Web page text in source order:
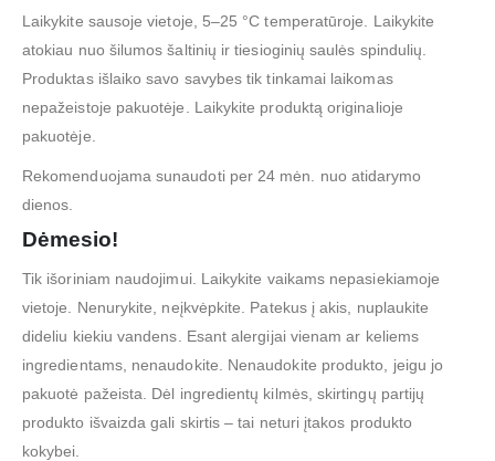
Laikykite sausoje vietoje, 5–25 °C temperatūroje. Laikykite
atokiau nuo šilumos šaltinių ir tiesioginių saulės spindulių.
Produktas išlaiko savo savybes tik tinkamai laikomas
nepažeistoje pakuotėje. Laikykite produktą originalioje
pakuotėje.
Rekomenduojama sunaudoti per 24 mėn. nuo atidarymo
dienos.
Dėmesio!
Tik išoriniam naudojimui. Laikykite vaikams nepasiekiamoje
vietoje. Nenurykite, neįkvėpkite. Patekus į akis, nuplaukite
dideliu kiekiu vandens. Esant alergijai vienam ar keliems
ingredientams, nenaudokite. Nenaudokite produkto, jeigu jo
pakuotė pažeista. Dėl ingredientų kilmės, skirtingų partijų
produkto išvaizda gali skirtis – tai neturi įtakos produkto
kokybei.